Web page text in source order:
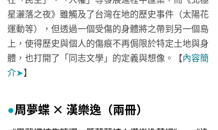
星灑落之夜》雖觸及了台灣在地的歷史事件（太陽花
運動等），但透過一個受傷的身體將之帶到另一個島
上，使得歷史與個人的傷痕不再侷限於特定土地與身
體，也打開了「同志文學」的定義與想像。【內容簡
介➤】
●周夢蝶 × 漢樂逸（兩冊）